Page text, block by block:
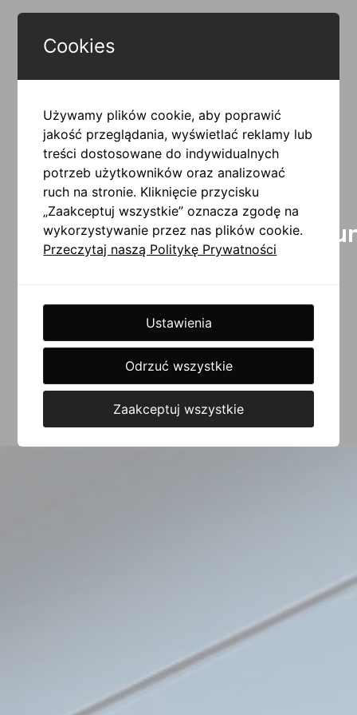
Spójne oznakowanie pomaga
użytkowników.
Projektujemy systemy oznakowania wspierające
czytelność komunikacji, sposób poruszania się po
przestrzeni oraz profesjonalny odbiór marki.
komunikacji wizualnej
przestrzeni.
75%
Źródło: Stanford Web Credibility
wrażenia na temat
przestrzeni i komunikacji
wizualnej.
50
Źródło: Nielsen Norman Group
NAPISZ DO NAS
Cookies
Używamy plików cookie, aby poprawić
jakość przeglądania, wyświetlać reklamy lub
treści dostosowane do indywidualnych
potrzeb użytkowników oraz analizować
ruch na stronie. Kliknięcie przycisku
„Zaakceptuj wszystkie” oznacza zgodę na
wykorzystywanie przez nas plików cookie.
Przeczytaj naszą Politykę Prywatności
Ustawienia
Odrzuć wszystkie
Zaakceptuj wszystkie